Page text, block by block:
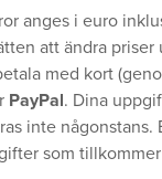
anges i euro
att ändra
med kort
PayPal. Dina
inte någonstans.
som